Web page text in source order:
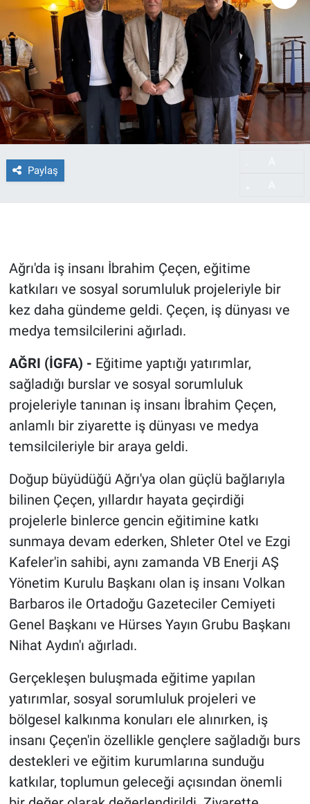
Paylaş
Ağrı'da iş insanı İbrahim Çeçen, eğitime
katkıları ve sosyal sorumluluk projeleriyle bir
kez daha gündeme geldi. Çeçen, iş dünyası ve
medya temsilcilerini ağırladı.
AĞRI (İGFA) - Eğitime yaptığı yatırımlar,
sağladığı burslar ve sosyal sorumluluk
projeleriyle tanınan iş insanı İbrahim Çeçen,
anlamlı bir ziyarette iş dünyası ve medya
temsilcileriyle bir araya geldi.
Doğup büyüdüğü Ağrı'ya olan güçlü bağlarıyla
bilinen Çeçen, yıllardır hayata geçirdiği
projelerle binlerce gencin eğitimine katkı
sunmaya devam ederken, Shleter Otel ve Ezgi
Kafeler'in sahibi, aynı zamanda VB Enerji AŞ
Yönetim Kurulu Başkanı olan iş insanı Volkan
Barbaros ile Ortadoğu Gazeteciler Cemiyeti
Genel Başkanı ve Hürses Yayın Grubu Başkanı
Nihat Aydın'ı ağırladı.
Gerçekleşen buluşmada eğitime yapılan
yatırımlar, sosyal sorumluluk projeleri ve
bölgesel kalkınma konuları ele alınırken, iş
insanı Çeçen'in özellikle gençlere sağladığı burs
destekleri ve eğitim kurumlarına sunduğu
katkılar, toplumun geleceği açısından önemli